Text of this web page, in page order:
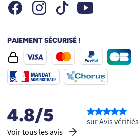
FacebookInstagramTiktok Youtube
PAIEMENT SÉCURISÉ !
4.8/5
Voir tous les avis
sur Avis vérifiés